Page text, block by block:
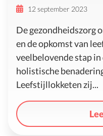
12 september 2023
De gezondheidszorg
en de opkomst van
veelbelovende stap
holistische
Leefstijllokketen zij...